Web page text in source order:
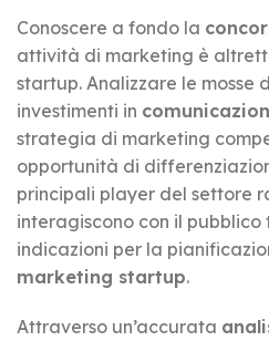
Conoscere a fondo la
attività di marketing è
startup. Analizzare le mosse
investimenti in
strategia di marketing
opportunità di
principali player del settore
interagiscono con il
indicazioni per la
marketing startup.
Attraverso un’accurata